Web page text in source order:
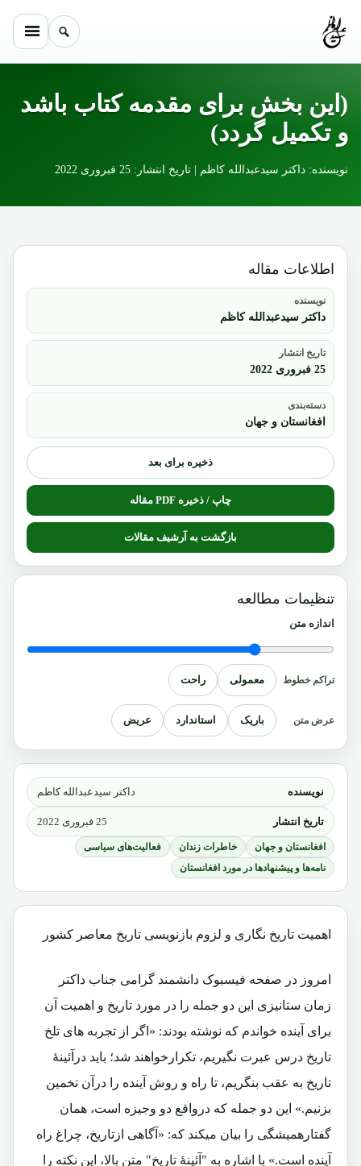
(این بخش برای مقدمه کتاب باشد
و تکمیل گردد)
نویسنده: داکتر سیدعبدالله کاظم | تاریخ انتشار: 25 فبروری 2022
نویسنده داکتر سیدعبدالله کاظم
تاریخ انتشار 25 فبروری 2022
افغانستان و جهان خاطرات زندان
فعالیت‌های سیاسی
نامه‌ها و پیشنهادها در مورد افغانستان
اهمیت تاریخ نگاری و لزوم بازنویسی تاریخ معاصر کشور
امروز در صفحه فیسبوک دانشمند گرامی جناب داکتر
زمان ستانیزی این دو جمله را در مورد تاریخ و اهمیت آن
برای آینده خواندم که نوشته بودند: «اگر از تجربه های تلخ
تاریخ درس عبرت نگیریم، تکرارخواهند شد؛ باید درآئینۀ
تاریخ به عقب بنگریم، تا راه و روش آینده را درآن تخمین
بزنیم.» این دو جمله که درواقع دو وجیزه است، همان
گفتارهمیشگی را بیان میکند که: «آگاهی ازتاریخ، چراغ راه
آینده است.» با اشاره به "آئینۀ تاریخ" متن بالا، این نکته را
اطلاعات مقاله
نویسنده
داکتر سیدعبدالله کاظم
تاریخ انتشار
25 فبروری 2022
دسته‌بندی
افغانستان و جهان
ذخیره برای بعد
چاپ / ذخیره PDF مقاله
بازگشت به آرشیف مقالات
تنظیمات مطالعه
اندازه متن
تراکم خطوط معمولی راحت
عرض متن باریک استاندارد عریض